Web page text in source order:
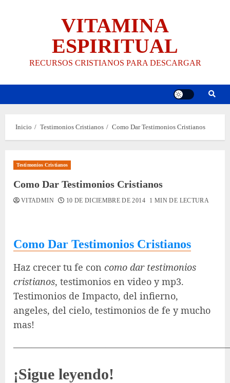
VITAMINA
ESPIRITUAL
RECURSOS CRISTIANOS PARA DESCARGAR
Inicio Testimonios Cristianos Como Dar Testimonios Cristianos
Testimonios Cristianos
Como Dar Testimonios Cristianos
VITADMIN 10 DE DICIEMBRE DE 2014 1 MIN DE LECTURA
Como Dar Testimonios Cristianos
Haz crecer tu fe con como dar testimonios
cristianos, testimonios en video y mp3.
Testimonios de Impacto, del infierno,
angeles, del cielo, testimonios de fe y mucho
mas!
¡Sigue leyendo!